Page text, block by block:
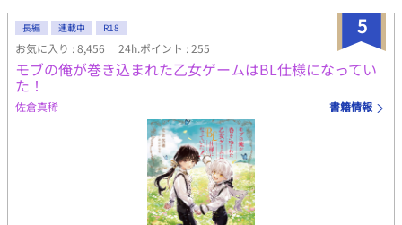
習への利用・音声化・動画化、その他の二次利用を行うことを禁
止します。
5
長編 連載中 R18
お気に入り : 8,456 24h.ポイント : 255
モブの俺が巻き込まれた乙女ゲームはBL仕様になってい
た！
佐倉真稀 書籍情報